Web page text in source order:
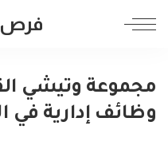
فرص
مجموعة وتيشي
وظائف إدارية في